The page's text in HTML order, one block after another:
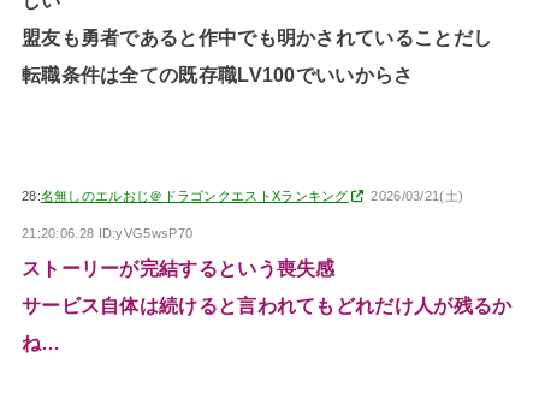
盟友も勇者であると作中でも明かされていることだし
転職条件は全ての既存職LV100でいいからさ
28:名無しのエルおじ＠ドラゴンクエストXランキング 2026/03/21(土)
21:20:06.28 ID:yVG5wsP70
ストーリーが完結するという喪失感
サービス自体は続けると言われてもどれだけ人が残るか
ね…